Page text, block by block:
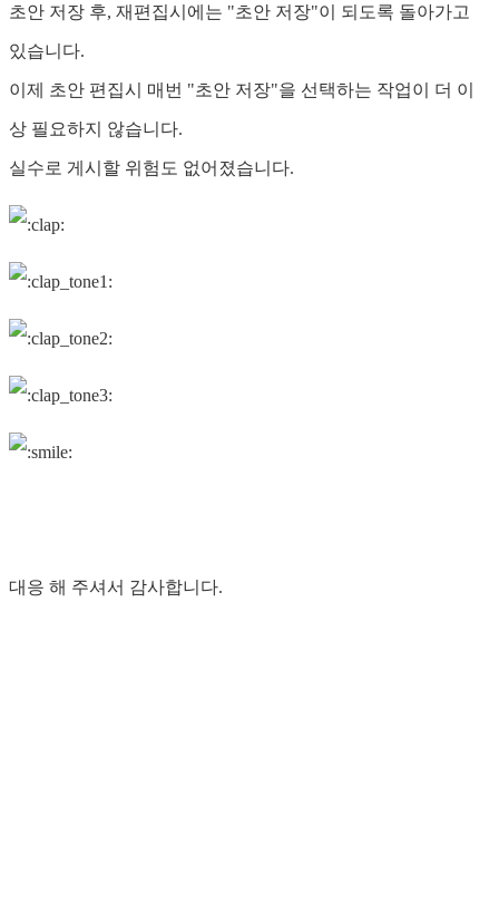
초안 저장 후, 재편집시에는 "초안 저장"이 되도록 돌아가고
있습니다.
이제 초안 편집시 매번 "초안 저장"을 선택하는 작업이 더 이
상 필요하지 않습니다.
실수로 게시할 위험도 없어졌습니다.
대응 해 주셔서 감사합니다.